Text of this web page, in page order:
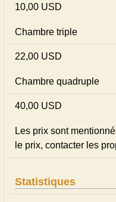
10,00 USD
Chambre triple
22,00 USD
Chambre quadruple
40,00 USD
Les prix sont
le prix, contacter les
Statistiques